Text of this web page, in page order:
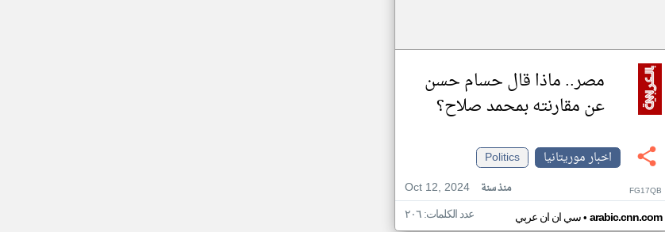
مصر.. ماذا قال حسام حسن
عن مقارنته بمحمد صلاح؟
اخبار موريتانيا
Politics
Oct 12, 2024
منذ سنة FG17QB
سي ان ان عربي• arabic.cnn.com عدد الكلمات: ٢٠٦